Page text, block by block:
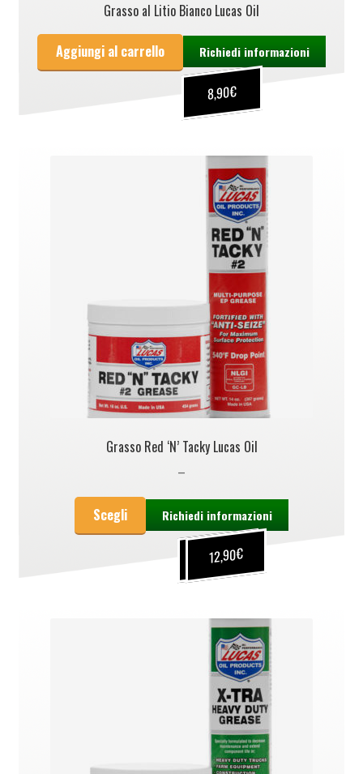
Grasso al Litio Bianco Lucas Oil
8,90€
Aggiungi al carrello Richiedi informazioni
Grasso Red ‘N’ Tacky Lucas Oil
9,90€
–
12,90€
Scegli Richiedi informazioni